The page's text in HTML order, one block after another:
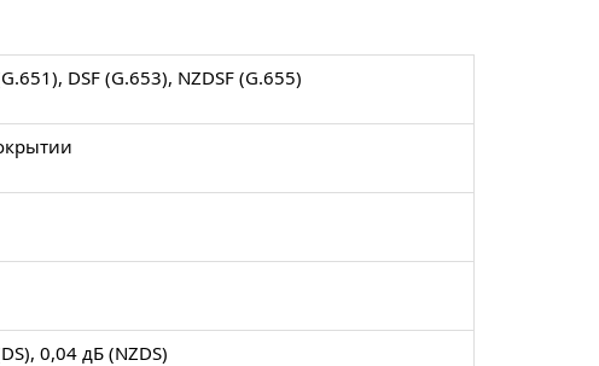
DSF (G.653), NZDSF (G.655)
0,04 дБ (NZDS)